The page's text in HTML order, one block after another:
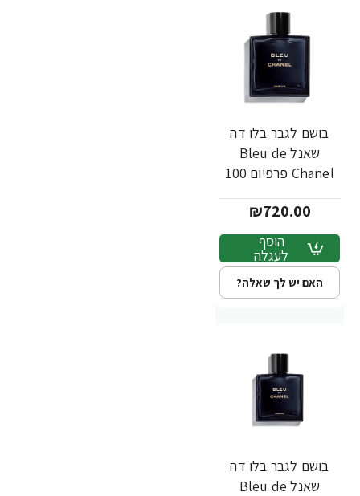
בושם לגבר בלו דה
שאנל Bleu de
Chanel פרפיום 100
₪720.00
הוסף
לעגלה
האם יש לך שאלה?
בושם לגבר בלו דה
שאנל Bleu de